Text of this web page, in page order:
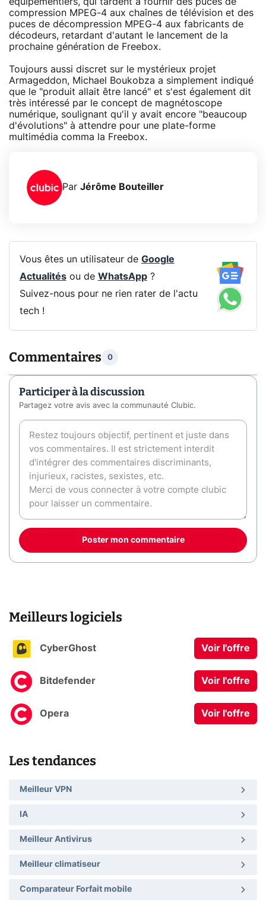
compression MPEG-4 aux chaînes de télévision et des
puces de décompression MPEG-4 aux fabricants de
décodeurs, retardant d'autant le lancement de la
prochaine génération de Freebox.
Toujours aussi discret sur le mystérieux projet
Armageddon, Michael Boukobza a simplement indiqué
que le "produit allait être lancé" et s'est également dit
très intéressé par le concept de magnétoscope
numérique, soulignant qu'il y avait encore "beaucoup
d'évolutions" à attendre pour une plate-forme
multimédia comma la Freebox.
Par Jérôme Bouteiller
Vous êtes un utilisateur de Google
Actualitésou de WhatsApp?
Suivez-nous pour ne rien rater de l'actu
tech !
Commentaires 0
Participer à la discussion
Partagez votre avis avec la communauté Clubic.
Poster mon commentaire
Meilleurs logiciels
CyberGhost Voir l'offre
Bitdefender Voir l'offre
Opera Voir l'offre
Les tendances
Meilleur VPN
IA
Meilleur Antivirus
Meilleur climatiseur
Comparateur Forfait mobile